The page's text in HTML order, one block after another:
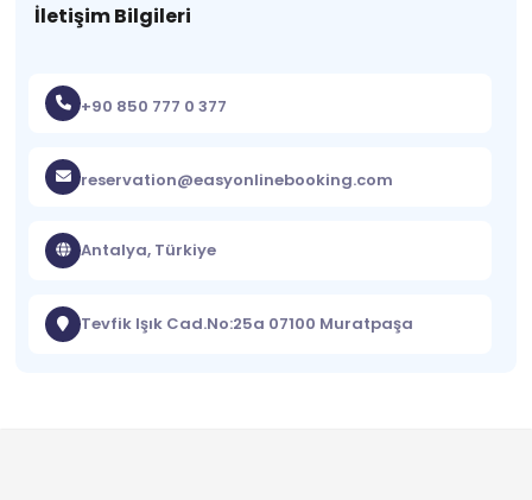
İletişim Bilgileri
+90 850 777 0 377
reservation@easyonlinebooking.com
Antalya, Türkiye
Tevfik Işık Cad.No:25a 07100 Muratpaşa